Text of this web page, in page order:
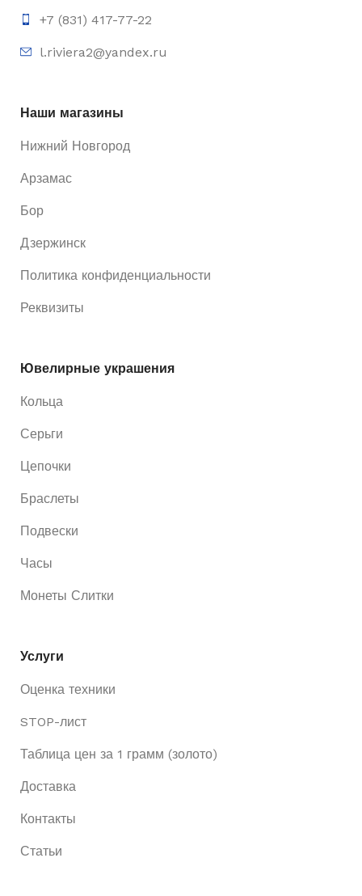
+7 (831) 417-77-22
l.riviera2@yandex.ru
Наши магазины
Нижний Новгород
Арзамас
Бор
Дзержинск
Политика конфиденциальности
Реквизиты
Ювелирные украшения
Кольца
Серьги
Цепочки
Браслеты
Подвески
Часы
Монеты Слитки
Услуги
Оценка техники
STOP-лист
Таблица цен за 1 грамм (золото)
Доставка
Контакты
Статьи